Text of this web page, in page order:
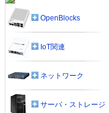
OpenBlocks
IoT関連
ネットワーク
サーバ・ストレージ